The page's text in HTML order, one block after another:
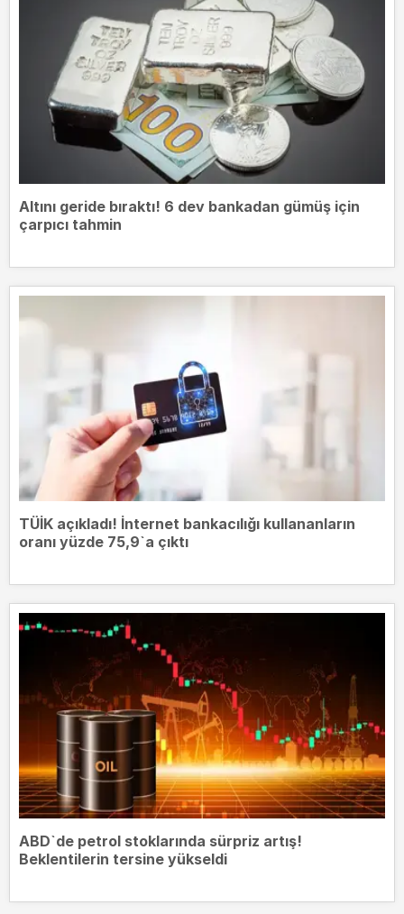
Altını geride bıraktı! 6 dev bankadan gümüş için
çarpıcı tahmin
TÜİK açıkladı! İnternet bankacılığı kullananların
oranı yüzde 75,9`a çıktı
ABD`de petrol stoklarında sürpriz artış!
Beklentilerin tersine yükseldi